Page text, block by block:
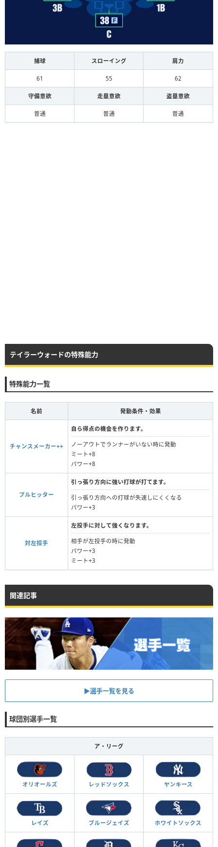
捕球 スローイング 肩力
61 55 62
守備意欲 走塁意欲 盗塁意欲
普通 普通 普通
テイラーウォードの特殊能力
特殊能力一覧
名前 発動条件・効果
チャンスメーカー++
自ら得点の機会を作ります。
ノーアウトでランナーがいない時に発動
ミート+8
パワー+8
プルヒッター
引っ張り方向に強い打球が打てます。
引っ張り方向への打球が失速しにくくなる
パワー+3
対左投手
左投手に対して強くなります。
相手が左投手の時に発動
パワー+3
ミート+3
関連記事
▶︎選手一覧を見る
球団別選手一覧
ア・リーグ
オリオールズ レッドソックス ヤンキース
レイズ ブルージェイズ ホワイトソックス